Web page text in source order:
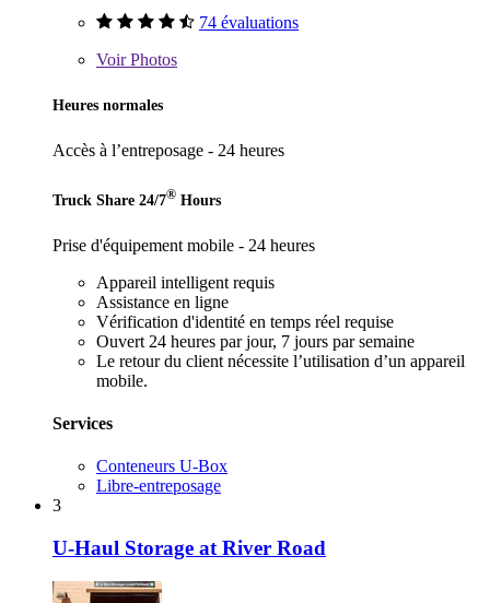
74 évaluations
VoirPhotos
Heures normales
Accès à l’entreposage - 24 heures
Truck Share 24/7® Hours
Prise d'équipement mobile - 24 heures
Appareil intelligent requis
Assistance en ligne
Vérification d'identité en temps réel requise
Ouvert 24 heures par jour, 7 jours par semaine
Le retour du client nécessite l’utilisation d’un appareil
mobile.
Services
Conteneurs U-Box
Libre-entreposage
3
U-Haul Storage at River Road